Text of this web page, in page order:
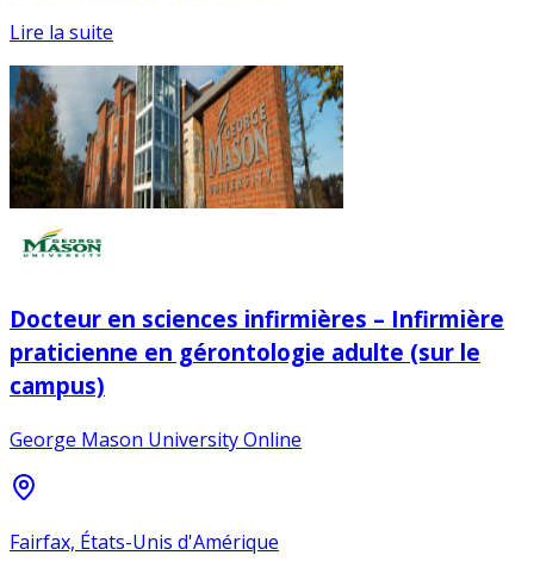
Lire la suite
Docteur en sciences infirmières – Infirmière
praticienne en gérontologie adulte (sur le
campus)
George Mason University Online
Fairfax, États-Unis d'Amérique